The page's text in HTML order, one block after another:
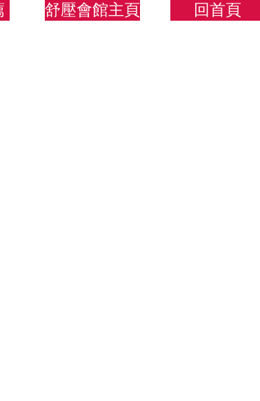
舒壓會館主頁 回首頁